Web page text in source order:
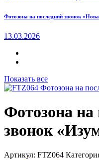
Фотозона на последний звонок
13.03.2026
Показать все
Фотозона на
звонок
Артикул: FTZ064